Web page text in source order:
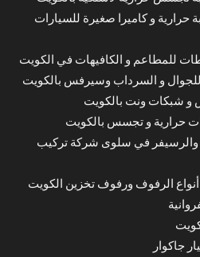
حرارية و كاميرا صغيرة للسيارات
للمطاعم و الكافيهات في الكويت
و السرداب وسيرفس بالكويت
شبكات ونت بالكويت
حرارية و تجسس بالكويت
في سلوى شركة تركيب
الرفوف ورفوف تخزين الكويت
جاكوار